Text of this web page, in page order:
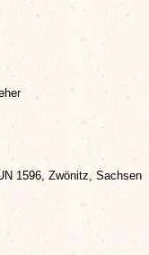
1596, Zwönitz, Sachsen